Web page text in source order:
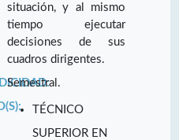
situación, y al mismo
tiempo ejecutar
decisiones de sus
cuadros dirigentes.
Semestral.
TÉCNICO
SUPERIOR EN